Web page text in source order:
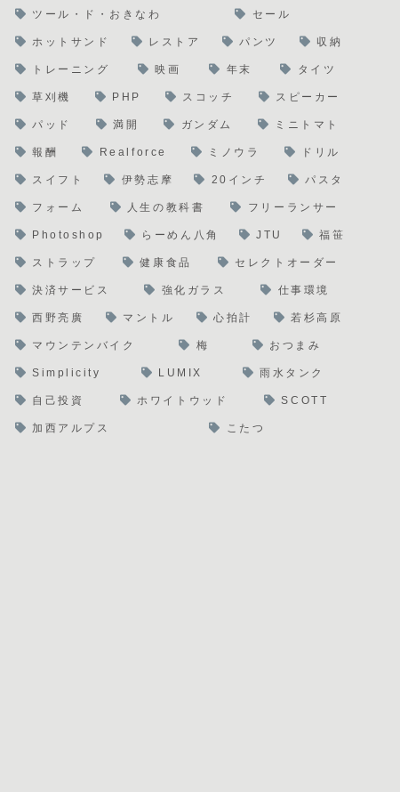
ツール・ド・おきなわ セール
ホットサンド レストア パンツ 収納
トレーニング 映画 年末 タイツ
草刈機 PHP スコッチ スピーカー
パッド 満開 ガンダム ミニトマト
報酬 Realforce ミノウラ ドリル
スイフト 伊勢志摩 20インチ パスタ
フォーム 人生の教科書 フリーランサー
Photoshop らーめん八角 JTU 福笹
ストラップ 健康食品 セレクトオーダー
決済サービス 強化ガラス 仕事環境
西野亮廣 マントル 心拍計 若杉高原
マウンテンバイク 梅 おつまみ
Simplicity LUMIX 雨水タンク
自己投資 ホワイトウッド SCOTT
加西アルプス こたつ